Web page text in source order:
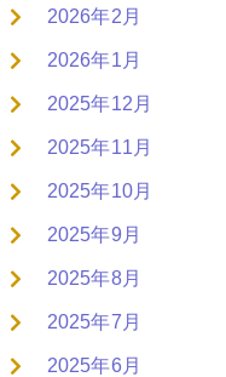
2026年2月
2026年1月
2025年12月
2025年11月
2025年10月
2025年9月
2025年8月
2025年7月
2025年6月